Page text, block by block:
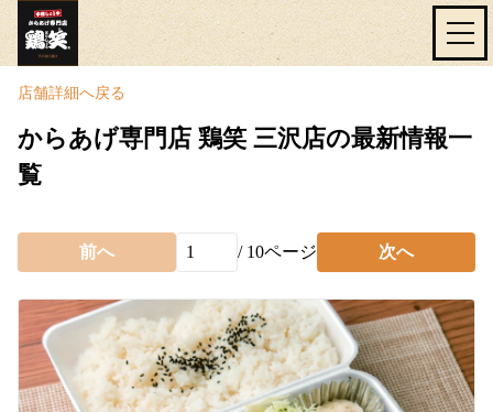
店舗詳細へ戻る
からあげ専門店 鶏笑 三沢店の最新情報一
覧
前へ / 10ページ 次へ